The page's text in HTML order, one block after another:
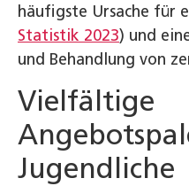
häufigste Ursache für
Statistik 2023) und
und Behandlung von
Vielfältige
Jugendliche